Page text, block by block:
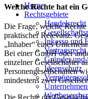
Home
Rechtsgebiete
Handelsrecht
Inkasso und
Vertragsrecht
Gründer und
Ideenschutz
Welche Rechte hat ein
Die Frage, welche
praktischer Relevanz.
„Inhaber“ eines
Bei einer GmbH oder
einzelner Gesellschafter
Personengesellschaften
mindestens zwei